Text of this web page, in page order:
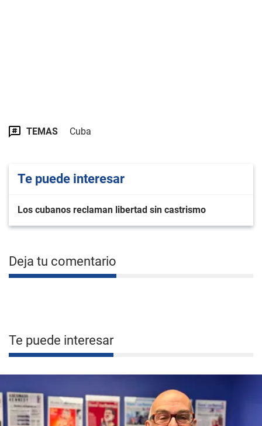
TEMAS Cuba
Te puede interesar
Los cubanos reclaman libertad sin castrismo
Deja tu comentario
Te puede interesar